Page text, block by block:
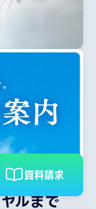
資料請求
問・ご
ルまで